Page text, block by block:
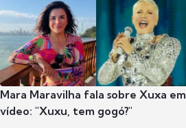
Mara Maravilha fala sobre Xuxa em
vídeo: "Xuxu, tem gogó?"